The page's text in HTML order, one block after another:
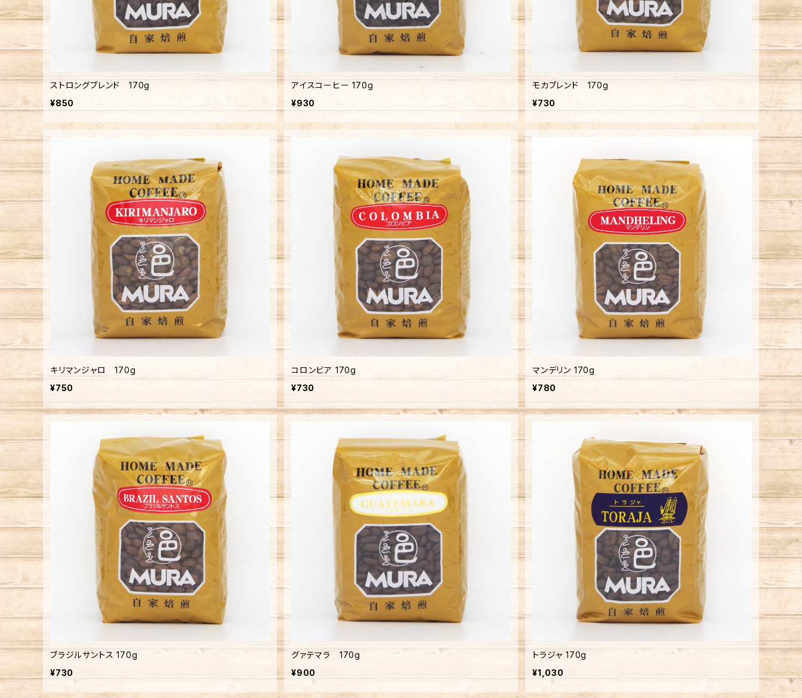
ストロングブレンド 170g
¥850
アイスコーヒー 170g
¥930
モカブレンド 170g
¥730
キリマンジャロ 170g
¥750
コロンビア 170g
¥730
マンデリン 170g
¥780
ブラジルサントス 170g
¥730
グァテマラ 170g
¥900
トラジャ 170g
¥1,030